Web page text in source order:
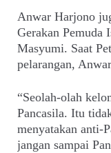
Anwar Harjono
Gerakan Pemuda
Masyumi. Saat
pelarangan,
“Seolah-olah
Pancasila. Itu
menyatakan anti-
jangan sampai